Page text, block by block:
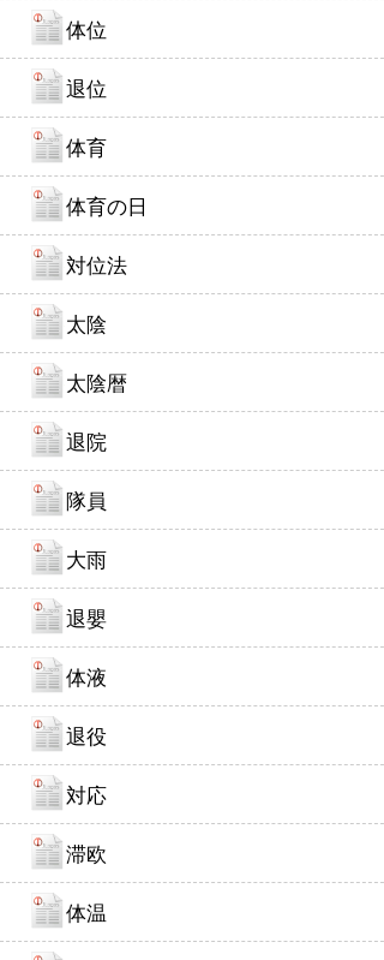
体位
退位
体育
体育の日
対位法
太陰
太陰暦
退院
隊員
大雨
退嬰
体液
退役
対応
滞欧
体温